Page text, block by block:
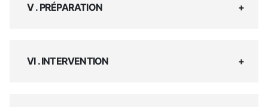
V . PRÉPARATION
VI . INTERVENTION